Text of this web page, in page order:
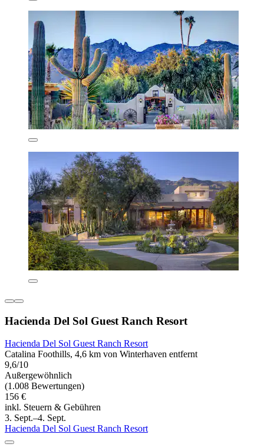
Hacienda Del Sol Guest Ranch Resort
Hacienda Del Sol Guest Ranch Resort
Catalina Foothills, 4,6 km von Winterhaven entfernt
9,6/10
Außergewöhnlich
(1.008 Bewertungen)
156 €
inkl. Steuern & Gebühren
3. Sept.–4. Sept.
Hacienda Del Sol Guest Ranch Resort